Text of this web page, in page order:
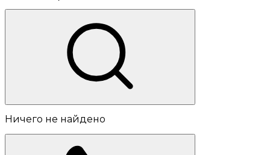
Ничего не найдено